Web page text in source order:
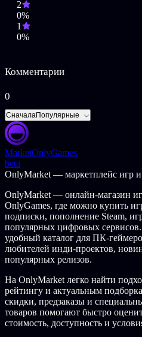
2
0%
1
0%
Комментарии
0
СначалаПопулярные
MarketOnlyGames
beta
OnlyMarket — маркетплейс игр
OnlyMarket — онлайн-магазин
OnlyGames, где можно купить
подписки, пополнение Steam,
популярных цифровых
удобный каталог для ПК-
любителей инди-проектов,
популярных релизов.
На OnlyMarket легко найти
рейтингу и актуальным
скидки, предзаказы и
товаров помогают быстро
стоимость, доступность и